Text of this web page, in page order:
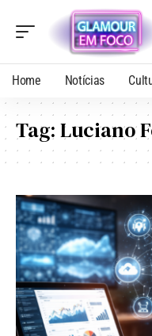
Home Notícias
Tag:Luciano